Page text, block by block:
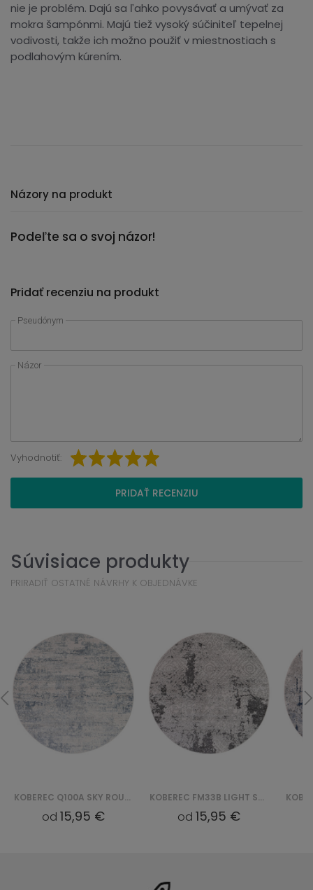
nie je problém. Dajú sa ľahko povysávať a umývať za
mokra šampónmi. Majú tiež vysoký súčiniteľ tepelnej
vodivosti, takže ich možno použiť v miestnostiach s
podlahovým kúrením.
Názory na produkt
Podeľte sa o svoj názor!
Pridať recenziu na produkt
Pseudónym
Názor
Vyhodnotiť:
PRIDAŤ RECENZIU
Súvisiace produkty
PRIRADIŤ OSTATNÉ NÁVRHY K OBJEDNÁVKE
KOBEREC Q100A SKY ROUND - KREMOWY
od 15,95 €
KOBEREC FM33B LIGHT SKY ROUND - SZARY
od15,95 €